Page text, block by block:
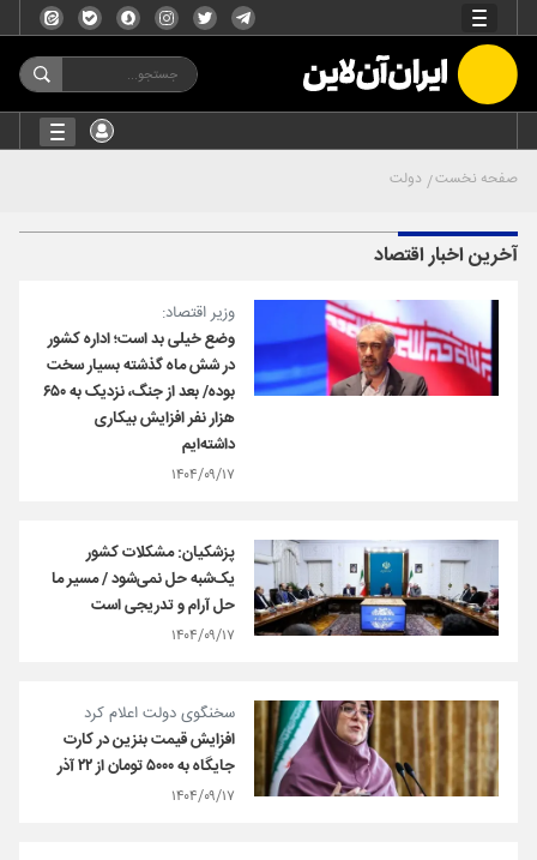
صفحه نخست دولت
آخرین اخبار اقتصاد
وزیر اقتصاد:
وضع خیلی بد است؛ اداره کشور
در شش ماه گذشته بسیار سخت
بوده/ بعد از جنگ، نزدیک به ۶۵۰
هزار نفر افزایش بیکاری
داشته‌ایم
۱۴۰۴/۰۹/۱۷
پزشکیان: مشکلات کشور
یک‌شبه حل نمی‌شود / مسیر ما
حل آرام و تدریجی است
۱۴۰۴/۰۹/۱۷
سخنگوی دولت اعلام کرد
افزایش قیمت بنزین در کارت
جایگاه به ۵۰۰۰ تومان از ۲۲ آذر
۱۴۰۴/۰۹/۱۷